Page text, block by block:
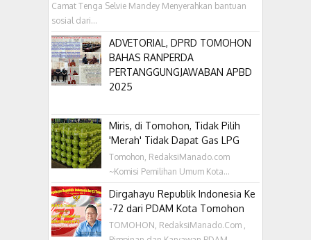
Camat Tenga Selvie Mandey Menyerahkan bantuan
sosial dari...
ADVETORIAL, DPRD TOMOHON
BAHAS RANPERDA
PERTANGGUNGJAWABAN APBD
2025
Miris, di Tomohon, Tidak Pilih
'Merah' Tidak Dapat Gas LPG
Tomohon, RedaksiManado.com
~Komisi Pemilihan Umum Kota...
Dirgahayu Republik Indonesia Ke
-72 dari PDAM Kota Tomohon
TOMOHON, RedaksiManado.Com ,